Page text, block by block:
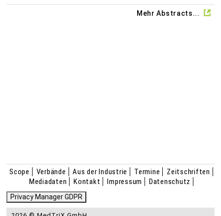
Mehr Abstracts...
Scope Verbände Aus der Industrie Termine
Zeitschriften
Mediadaten
Kontakt Impressum Datenschutz
Privacy Manager GDPR